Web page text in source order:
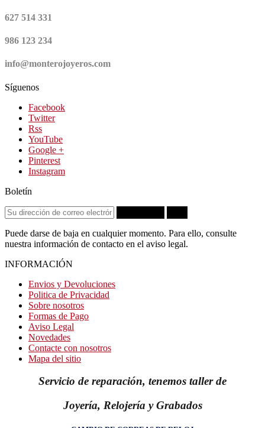
627 514 331
986 123 234
info@monterojoyeros.com
Síguenos
Facebook
Twitter
Rss
YouTube
Google +
Pinterest
Instagram
Boletín
Puede darse de baja en cualquier momento. Para ello, consulte
nuestra información de contacto en el aviso legal.
INFORMACIÓN
Envios y Devoluciones
Politica de Privacidad
Sobre nosotros
Formas de Pago
Aviso Legal
Novedades
Contacte con nosotros
Mapa del sitio
Servicio de reparación, tenemos taller de
Joyería, Relojería y Grabados